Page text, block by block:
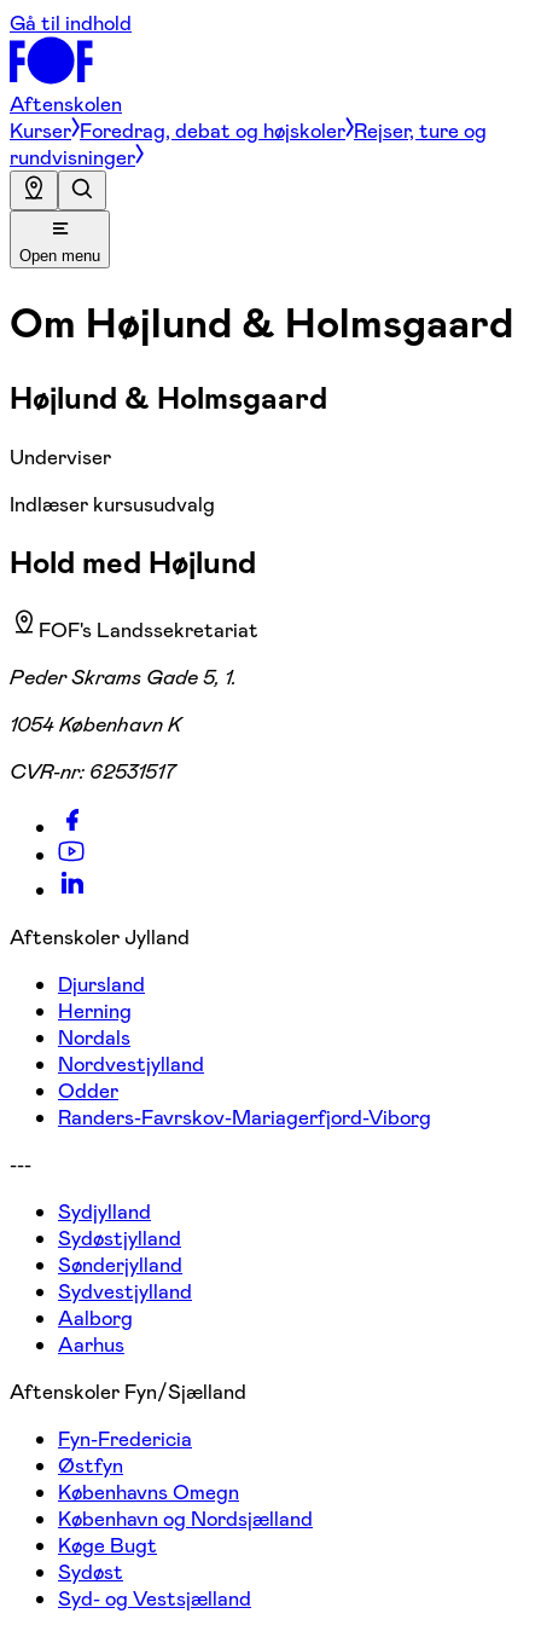
Gå til indhold
Aftenskolen
Kurser Foredrag, debat og højskoler Rejser, ture og
rundvisninger
Open menu
Om Højlund & Holmsgaard
Højlund & Holmsgaard
Underviser
Indlæser kursusudvalg
Hold med Højlund
FOF's Landssekretariat
Peder Skrams Gade 5, 1.
1054 København K
CVR-nr: 62531517
Aftenskoler Jylland
Djursland
Herning
Nordals
Nordvestjylland
Odder
Randers-Favrskov-Mariagerfjord-Viborg
---
Sydjylland
Sydøstjylland
Sønderjylland
Sydvestjylland
Aalborg
Aarhus
Aftenskoler Fyn/Sjælland
Fyn-Fredericia
Østfyn
Københavns Omegn
København og Nordsjælland
Køge Bugt
Sydøst
Syd- og Vestsjælland